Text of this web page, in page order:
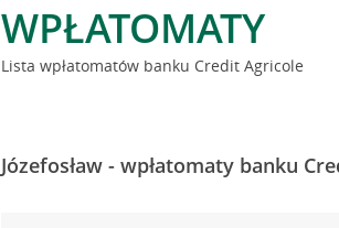
WPŁATOMATY
Lista wpłatomatów banku Credit Agricole
Józefosław - wpłatomaty banku